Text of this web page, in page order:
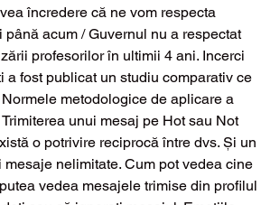
încredere că ne vom respecta
acum / Guvernul nu a respectat
profesorilor în ultimii 4 ani. Incerci
a fost publicat un studiu comparativ ce
metodologice de aplicare a
unui mesaj pe Hot sau Not
o potrivire reciprocă între dvs. Și un
nelimitate. Cum pot vedea cine
vedea mesajele trimise din profilul